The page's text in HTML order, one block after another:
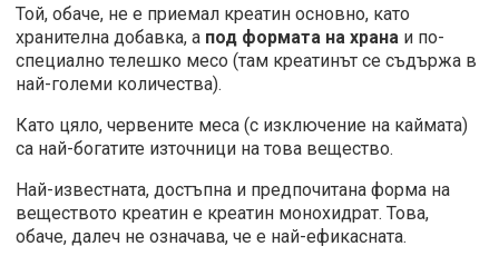
Той, обаче, не е приемал креатин основно, като
хранителна добавка, а под формата на храна и по-
специално телешко месо (там креатинът се съдържа в
най-големи количества).
Като цяло, червените меса (с изключение на каймата)
са най-богатите източници на това вещество.
Най-известната, достъпна и предпочитана форма на
веществото креатин е креатин монохидрат. Това,
обаче, далеч не означава, че е най-ефикасната.